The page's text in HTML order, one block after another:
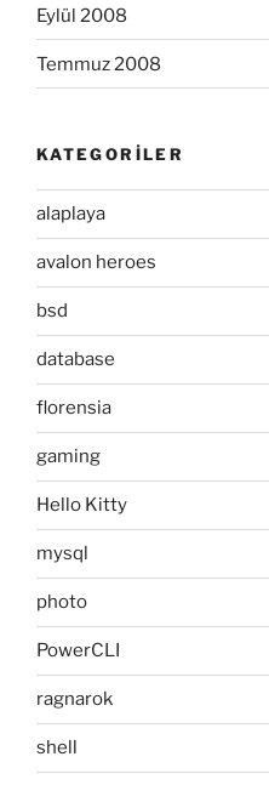
Eylül 2008
Temmuz 2008
KATEGORILER
alaplaya
avalon heroes
bsd
database
florensia
gaming
Hello Kitty
mysql
photo
PowerCLI
ragnarok
shell